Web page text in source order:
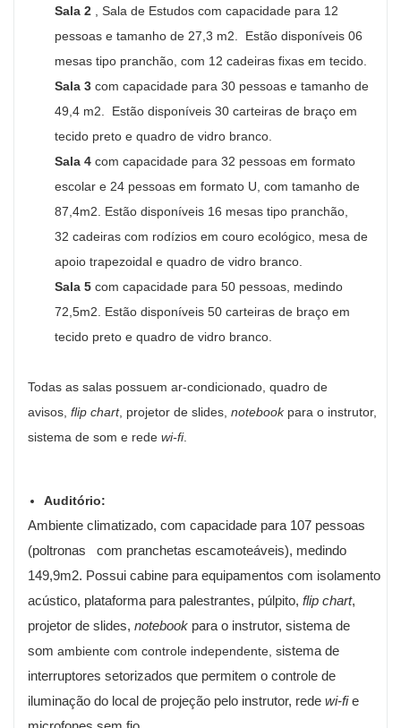
Sala 2
Sala de Estudos com capacidade para 12
pessoas e tamanho de 27,3 m2. Estão disponíveis 06
mesas tipo pranchão, com 12 cadeiras fixas em tecido.
Sala 3 com capacidade para 30 pessoas e tamanho de
49,4 m2. Estão disponíveis 30 carteiras de braço em
tecido preto e quadro de vidro branco.
Sala 4 com capacidade para 32 pessoas em formato
escolar e 24 pessoas em formato U, com tamanho de
87,4m2. Estão disponíveis 16 mesas tipo pranchão,
32 cadeiras com rodízios em couro ecológico, mesa de
apoio trapezoidal e quadro de vidro branco.
Sala 5 com capacidade para 50 pessoas , medindo
72,5m2. Estão disponíveis 50 carteiras de braço em
tecido preto e quadro de vidro branco.
Todas as salas possuem ar-condicionado, quadro de
avisos, flip chart, projetor de slides, notebookpara o instrutor,
sistema de som e rede wi-fi.
Auditório:
Ambiente climatizado, com capacidade para 107 pessoas
(poltronas com pranchetas escamoteáveis), medindo
149,9m2. Possui cabine para equipamentos com isolamento
acústico, plataforma para palestrantes, púlpito, flip chart,
projetor de slides, notebook para o instrutor, sistema de
som ambiente com controle independente, sistema de
interruptores setorizados que permitem o controle de
iluminação do local de projeção pelo instrutor, rede wi-fie